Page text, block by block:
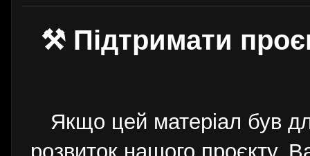
⚒ Підтримати
Якщо цей матеріал був